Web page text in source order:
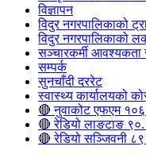
विज्ञापन
विदुर नगरपालिकाको
विदुर नगरपालिकाको
सञ्चारकर्मी आवश्यकता
सम्पर्क
सुनचाँदी दररेट
स्वास्थ्य कार्यालयको
🔴 नुवाकोट एफएम
🔴 रेडियो लाङटाङ
🔴 रेडियो सञ्जिवनी ८९